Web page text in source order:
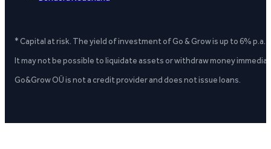
* Capital at risk. The yield of investment of Go & Grow is up to 6%
It may not be possible to liquidate assets or withdraw money
Go&Grow OÜ is not a credit provider and does not issue loans.